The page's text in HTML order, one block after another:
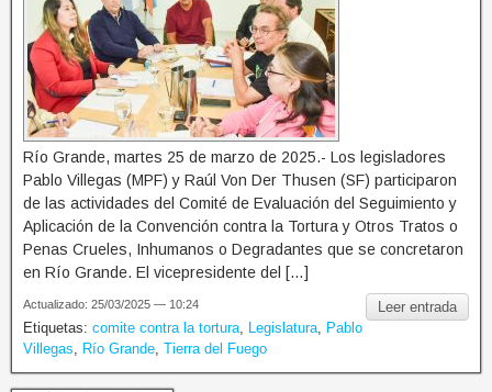
Río Grande, martes 25 de marzo de 2025.- Los legisladores
Pablo Villegas (MPF) y Raúl Von Der Thusen (SF) participaron
de las actividades del Comité de Evaluación del Seguimiento y
Aplicación de la Convención contra la Tortura y Otros Tratos o
Penas Crueles, Inhumanos o Degradantes que se concretaron
en Río Grande. El vicepresidente del […]
Leer entrada
Actualizado: 25/03/2025 — 10:24
Etiquetas: comite contra la tortura Legislatura
Pablo
Villegas
Río Grande Tierra del Fuego